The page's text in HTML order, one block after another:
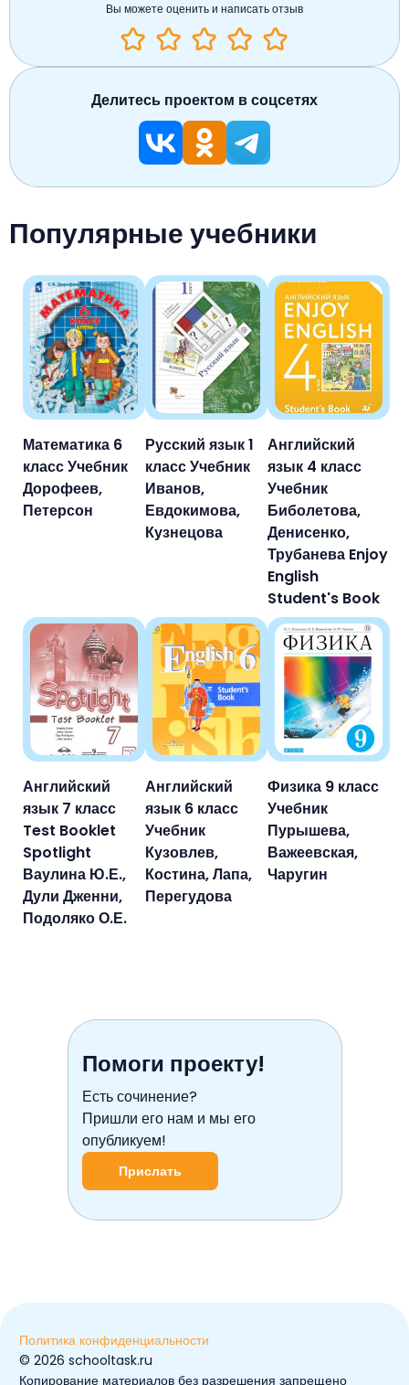
Популярные учебники
Математика 6
класс Учебник
Дорофеев,
Петерсон
Русский язык 1
класс Учебник
Иванов,
Евдокимова,
Кузнецова
Английский
язык 4 класс
Учебник
Биболетова,
Денисенко,
Трубанева Enjoy
English
Student's Book
Английский
язык 7 класс
Test Booklet
Spotlight
Ваулина Ю.Е.,
Дули Дженни,
Подоляко О.Е.
Английский
язык 6 класс
Учебник
Кузовлев,
Костина, Лапа,
Перегудова
Физика 9 класс
Учебник
Пурышева,
Важеевская,
Чаругин
Вы можете оценить и написать отзыв
Делитесь проектом в соцсетях
Помоги проекту!
Есть сочинение?
Пришли его нам и мы его
опубликуем!
Прислать
© ️2026 schooltask.ru
Копирование материалов без разрешения запрещено
Политика конфиденциальности